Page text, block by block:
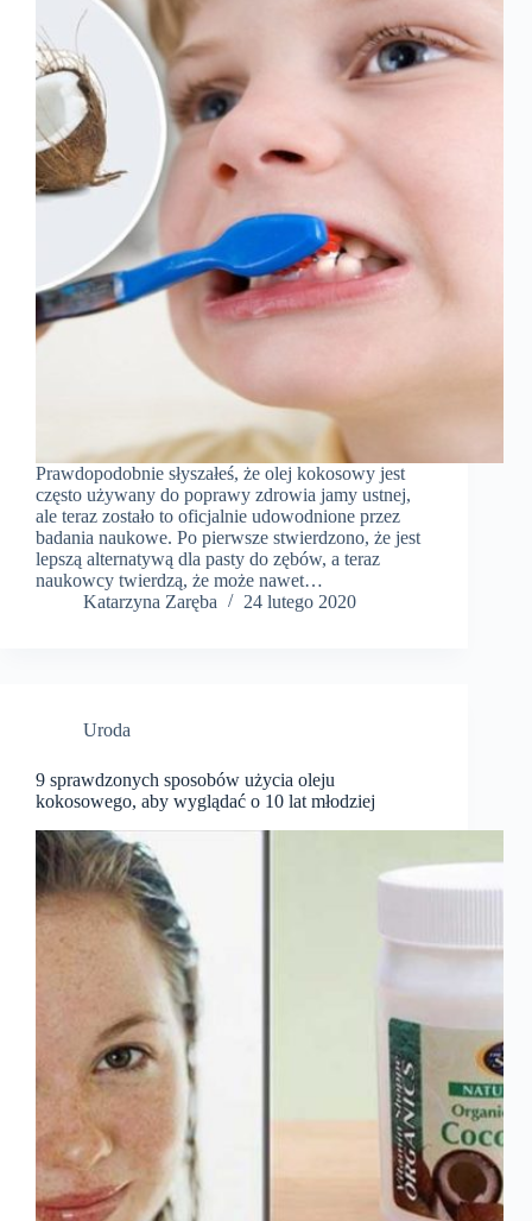
Prawdopodobnie słyszałeś, że olej kokosowy jest
często używany do poprawy zdrowia jamy ustnej,
ale teraz zostało to oficjalnie udowodnione przez
badania naukowe. Po pierwsze stwierdzono, że jest
lepszą alternatywą dla pasty do zębów, a teraz
naukowcy twierdzą, że może nawet…
Katarzyna Zaręba
24 lutego 2020
Uroda
9 sprawdzonych sposobów użycia oleju
kokosowego, aby wyglądać o 10 lat młodziej